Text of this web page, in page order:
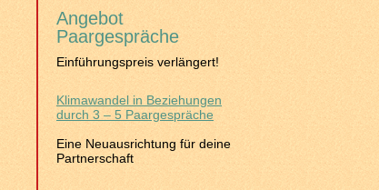
Angebot
Paargespräche
Einführungspreis verlängert!
Klimawandel in Beziehungen
durch 3 – 5 Paargespräche
Eine Neuausrichtung für deine
Partnerschaft